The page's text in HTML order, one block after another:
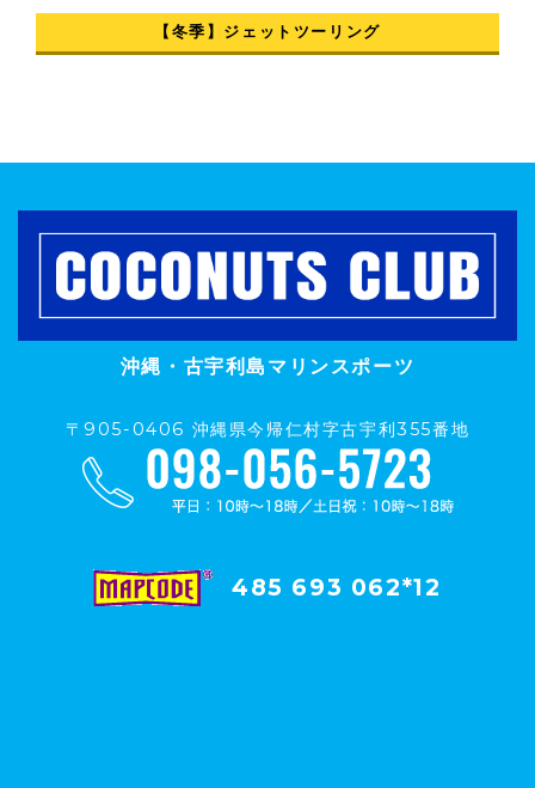
【冬季】ジェットツーリング
沖縄・古宇利島マリンスポーツ
〒905-0406 沖縄県今帰仁村字古宇利355番地
485 693 062*12